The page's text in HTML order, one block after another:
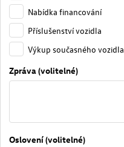
Nabídka financování
Příslušenství vozidla
Výkup současného vozidla
Zpráva (volitelné)
Oslovení (volitelné)